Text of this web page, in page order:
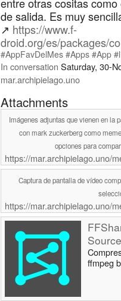
de salida. Es muy
↗️ https://www.f-
droid.org/es/packages/
#AppFavDelMes #Apps #App
In conversation Saturday, 30-
mar.archipielago.uno
Attachments
Imágenes adjuntas que vienen en la
con mark zuckerberg como
opciones para
https://mar.archipielago.uno/
Captura de pantalla de vídeo
https://mar.archipielago.uno/
ffmpeg